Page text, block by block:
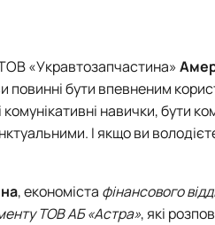
«Укравтозапчастина»
повинні бути впевненим
навички, бути
І якщо ви
, економіста фінансового
ТОВ АБ «Астра», які